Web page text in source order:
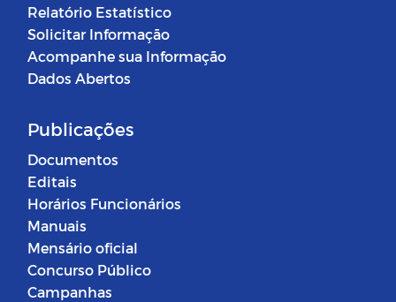
Relatório Estatístico
Solicitar Informação
Acompanhe sua Informação
Dados Abertos
Publicações
Documentos
Editais
Horários Funcionários
Manuais
Mensário oficial
Concurso Público
Campanhas